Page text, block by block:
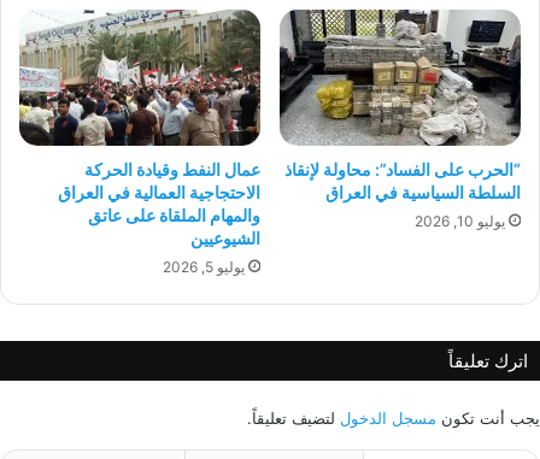
“الحرب على الفساد”: محاولة لإنقاذ
السلطة السياسية في العراق
يوليو 10, 2026
عمال النفط وقيادة الحركة
الاحتجاجية العمالية في العراق
والمهام الملقاة على عاتق
الشيوعيين
يوليو 5, 2026
اترك تعليقاً
يجب أنت تكون مسجل الدخول لتضيف تعليقاً.